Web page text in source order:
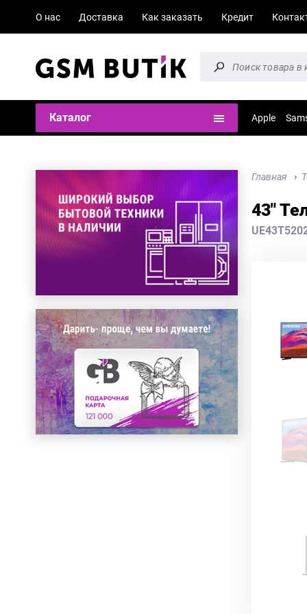
О нас Доставка Как заказать Кредит
Каталог Apple
Главная
43"